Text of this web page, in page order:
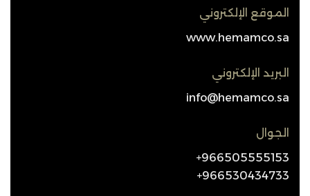
الموقع الإلكتروني
www.hemamco.sa
البريد الإلكتروني
info@hemamco.sa
الجوال
966505555153+
966530434733+